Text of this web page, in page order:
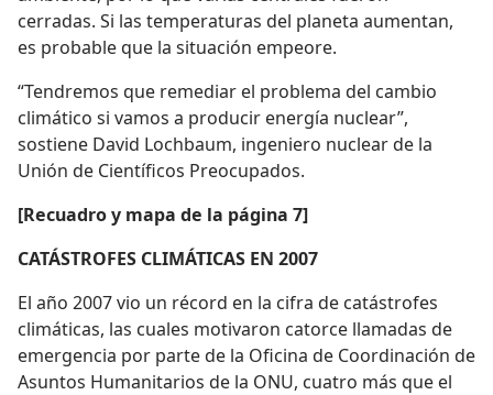
cerradas. Si las temperaturas del planeta aumentan,
es probable que la situación empeore.
“Tendremos que remediar el problema del cambio
climático si vamos a producir energía nuclear”,
sostiene David Lochbaum, ingeniero nuclear de la
Unión de Científicos Preocupados.
[Recuadro y mapa de la página 7]
CATÁSTROFES CLIMÁTICAS EN 2007
El año 2007 vio un récord en la cifra de catástrofes
climáticas, las cuales motivaron catorce llamadas de
emergencia por parte de la Oficina de Coordinación de
Asuntos Humanitarios de la ONU, cuatro más que el